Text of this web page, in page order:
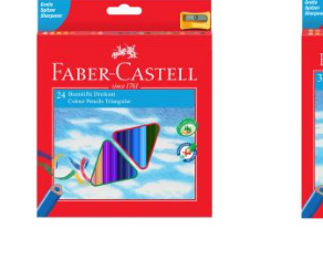
M+R
Clairefontaine
Aristo
Elmers
Fara